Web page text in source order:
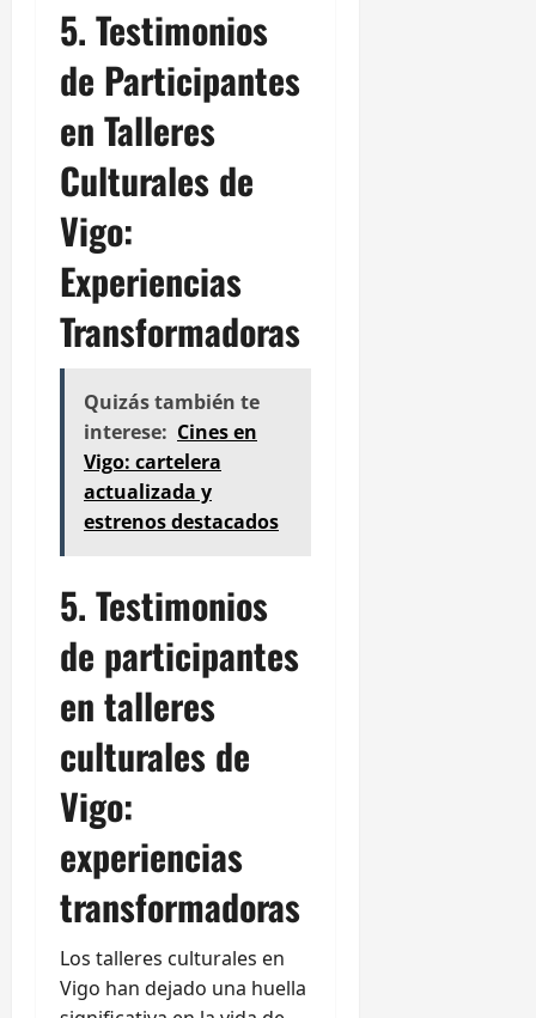
5. Testimonios
de Participantes
en Talleres
Culturales de
Vigo:
Experiencias
Transformadoras
Quizás también te
interese: Cines en
Vigo: cartelera
actualizada y
estrenos destacados
5. Testimonios
de participantes
en talleres
culturales de
Vigo:
experiencias
transformadoras
Los talleres culturales en
Vigo han dejado una huella